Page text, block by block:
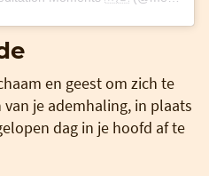
en geest om zich te
je ademhaling, in plaats
dag in je hoofd af te